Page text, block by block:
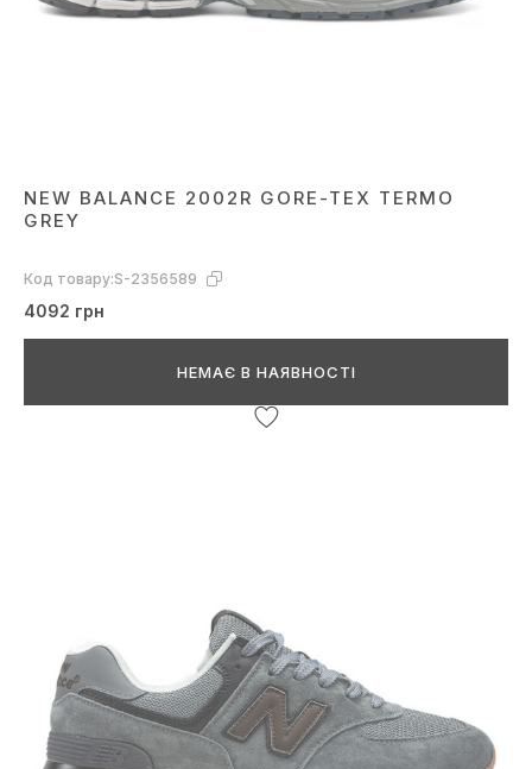
NEW BALANCE 2002R GORE-TEX TERMO
GREY
Код товару:S-2356589
4092 грн
НЕМАЄ В НАЯВНОСТІ